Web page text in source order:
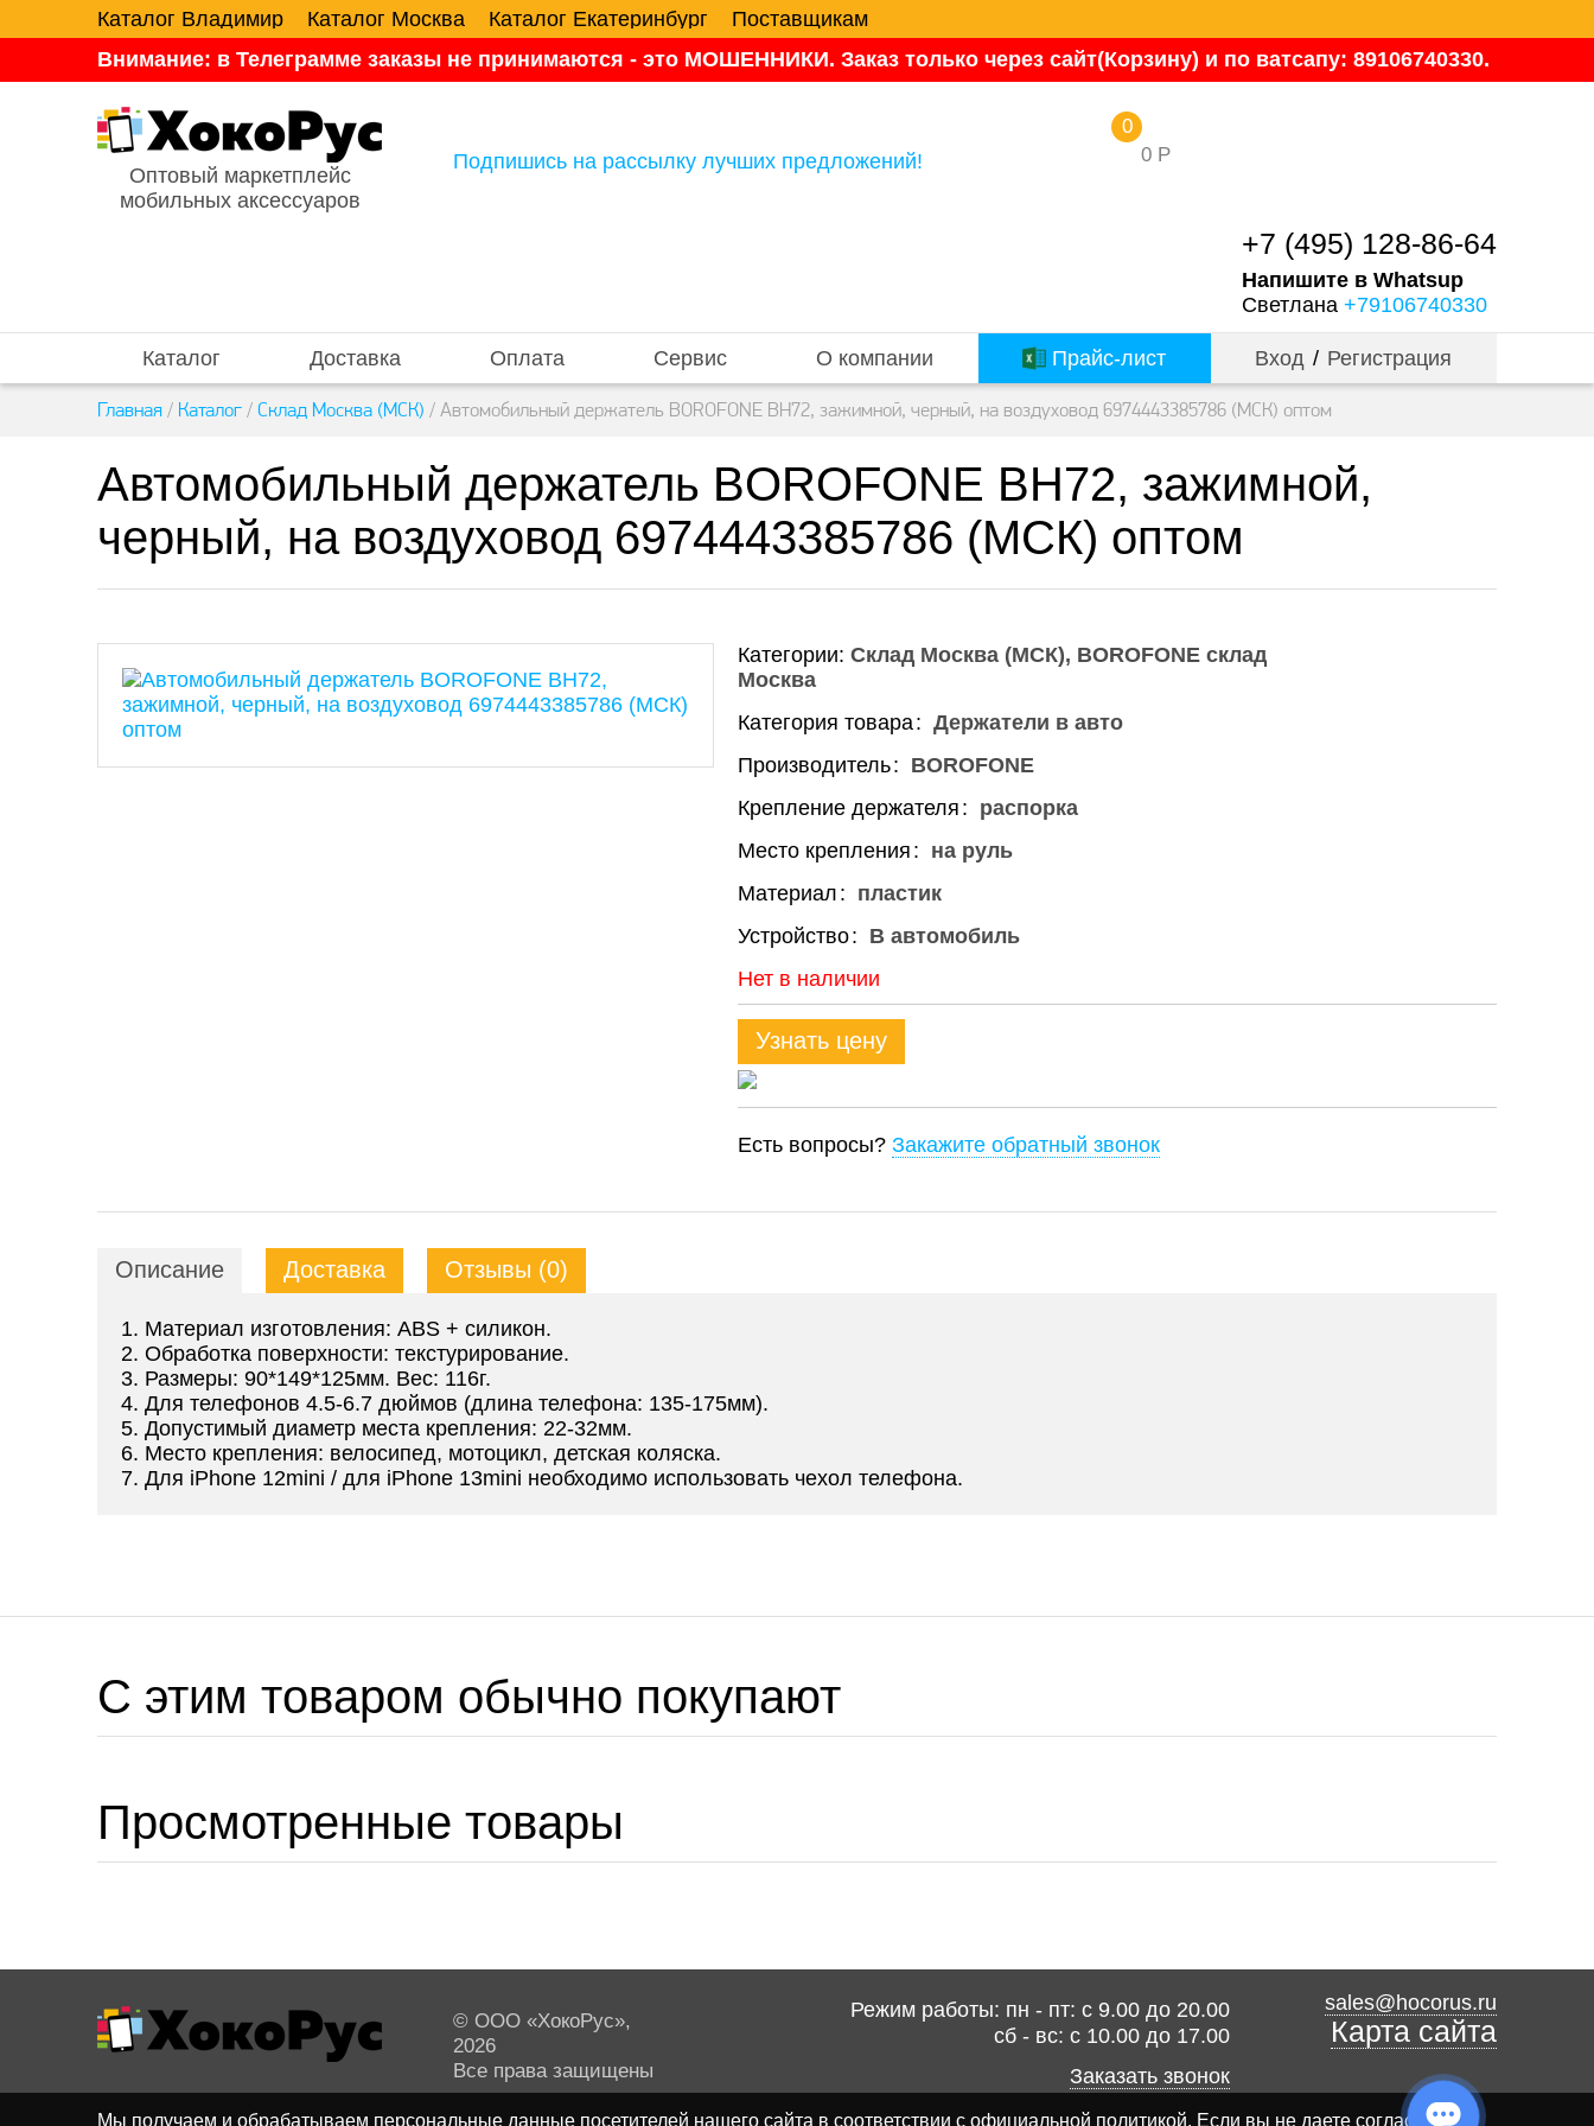
Каталог Владимир Каталог Москва Каталог Екатеринбург
Поставщикам
Внимание: в Телеграмме заказы не принимаются - это МОШЕННИКИ. Заказ только через сайт(Корзину) и по ватсапу: 89106740330.
Оптовый маркетплейс
мобильных аксессуаров
Подпишись на рассылку лучших предложений! 0 Р
0
+7 (495) 128-86-64
Напишите в Whatsup
Светлана +79106740330
Каталог Доставка Оплата Сервис О компании Прайс-лист Вход / Регистрация
Главная / Каталог / Склад Москва (МСК) / Автомобильный держатель BOROFONE BH72, зажимной, черный, на воздуховод 6974443385786 (МСК) оптом
Автомобильный держатель BOROFONE BH72, зажимной,
черный, на воздуховод 6974443385786 (МСК) оптом
Категории: Склад Москва (МСК) BOROFONE склад
Москва
Категория товара Держатели в авто
Производитель
BOROFONE
Крепление держателя
распорка
Место крепления
на руль
Материал
пластик
Устройство
В автомобиль
Нет в наличии
Узнать цену
Есть вопросы? Закажите обратный звонок
Описание Доставка Отзывы (0)
1. Материал изготовления: ABS + силикон.
2. Обработка поверхности: текстурирование.
3. Размеры: 90*149*125мм. Вес: 116г.
4. Для телефонов 4.5-6.7 дюймов (длина телефона: 135-175мм).
5. Допустимый диаметр места крепления: 22-32мм.
6. Место крепления: велосипед, мотоцикл, детская коляска.
7. Для iPhone 12mini / для iPhone 13mini необходимо использовать чехол телефона.
C этим товаром обычно покупают
Просмотренные товары
© ООО «ХокоРус»,
2026
Все права защищены
Режим работы: пн - пт: с 9.00 до 20.00
сб - вс: с 10.00 до 17.00
Заказать звонок
sales@hocorus.ru
Карта сайта
Мы получаем и обрабатываем персональные данные посетителей нашего сайта в соответствии с официальной политикой. Если вы не даете согласия на